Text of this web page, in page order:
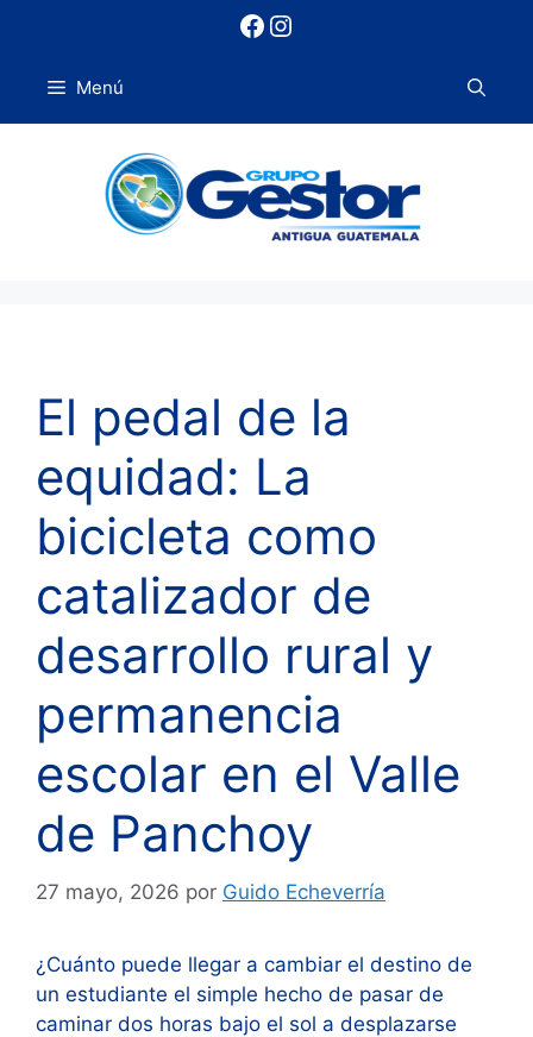
Facebook
Instagram
Menú
El pedal de la
equidad: La
bicicleta como
catalizador de
desarrollo rural y
permanencia
escolar en el Valle
de Panchoy
27 mayo, 2026 por Guido Echeverría
¿Cuánto puede llegar a cambiar el destino de
un estudiante el simple hecho de pasar de
caminar dos horas bajo el sol a desplazarse